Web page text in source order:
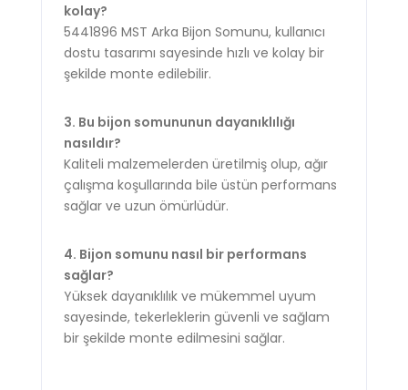
kolay?
5441896 MST Arka Bijon Somunu, kullanıcı
dostu tasarımı sayesinde hızlı ve kolay bir
şekilde monte edilebilir.
3. Bu bijon somununun dayanıklılığı
nasıldır?
Kaliteli malzemelerden üretilmiş olup, ağır
çalışma koşullarında bile üstün performans
sağlar ve uzun ömürlüdür.
4. Bijon somunu nasıl bir performans
sağlar?
Yüksek dayanıklılık ve mükemmel uyum
sayesinde, tekerleklerin güvenli ve sağlam
bir şekilde monte edilmesini sağlar.